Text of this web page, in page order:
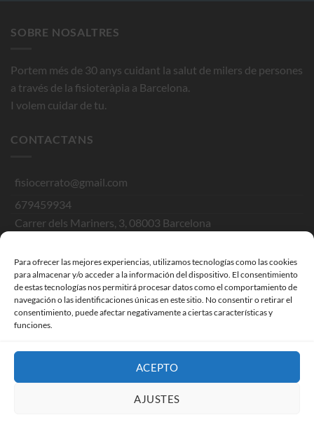
Para ofrecer las mejores experiencias, utilizamos tecnologías como las cookies
para almacenar y/o acceder a la información del dispositivo. El consentimiento
de estas tecnologías nos permitirá procesar datos como el comportamiento de
navegación o las identificaciones únicas en este sitio. No consentir o retirar el
consentimiento, puede afectar negativamente a ciertas características y
funciones.
ACEPTO
AJUSTES
SOBRE NOSALTRES
Portem més de 30 anys cuidant la salut de milers de persones
a través de la fisioteràpia a Barcelona.
I volem cuidar de tu.
CONTACTA'NS
fisiocerrato@gmail.com
679459934
Carrer dels Mariners, 3, 08003 Barcelona
Política de privacitat
Avis legal
Política de cookies